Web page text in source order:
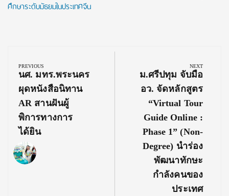
ศึกษาระดับมัธยมในประเทศจีน
navigation
PREVIOUS
Previous
Post:
นศ. มทร.พระนคร
ผุดหนังสือนิทาน
AR สานฝันผู้
พิการทางการ
ได้ยิน
NEXT
Next
Post:
ม.ศรีปทุม จับมือ
อว. จัดหลักสูตร
“Virtual Tour
Guide Online :
Phase 1” (Non-
Degree) นำร่อง
พัฒนาทักษะ
กำลังคนของ
ประเทศ